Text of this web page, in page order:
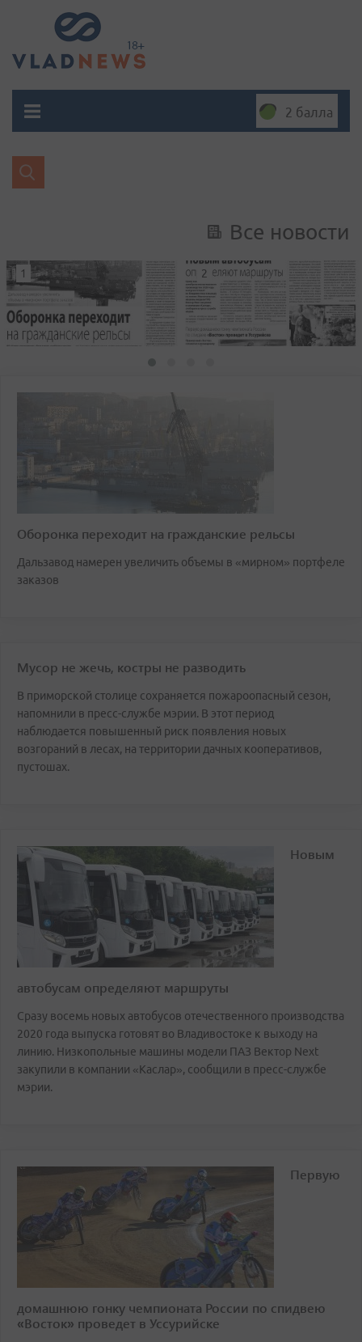
2 балла
Все новости
1 2
Оборонка переходит на гражданские рельсы
Дальзавод намерен увеличить объемы в «мирном» портфеле
заказов
Мусор не жечь, костры не разводить
В приморской столице сохраняется пожароопасный сезон,
напомнили в пресс-службе мэрии. В этот период
наблюдается повышенный риск появления новых
возгораний в лесах, на территории дачных кооперативов,
пустошах.
Новым
автобусам определяют маршруты
Сразу восемь новых автобусов отечественного производства
2020 года выпуска готовят во Владивостоке к выходу на
линию. Низкопольные машины модели ПАЗ Вектор Next
закупили в компании «Каслар», сообщили в пресс-службе
мэрии.
Первую
домашнюю гонку чемпионата России по спидвею
«Восток» проведет в Уссурийске